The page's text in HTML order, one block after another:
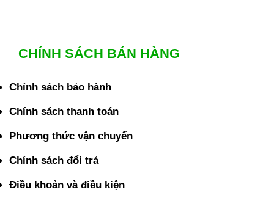
CHÍNH SÁCH BÁN HÀNG
Chính sách bảo hành
Chính sách thanh toán
Phương thức vận chuyển
Chính sách đổi trả
Điều khoản và điều kiện